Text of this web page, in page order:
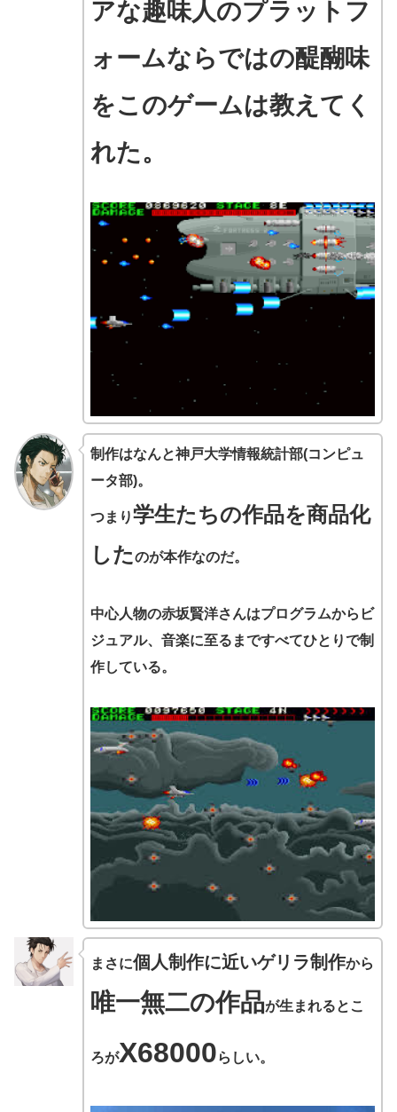
アな趣味人のプラットフ
ォームならではの醍醐味
をこのゲームは教えてく
れた。
制作はなんと神戸大学情報統計部(コンピュ
ータ部)。
つまり学生たちの作品を商品化
したのが本作なのだ。
中心人物の赤坂賢洋さんはプログラムからビ
ジュアル、音楽に至るまですべてひとりで制
作している。
まさに個人制作に近いゲリラ制作から
唯一無二の作品が生まれるとこ
ろがX68000らしい。